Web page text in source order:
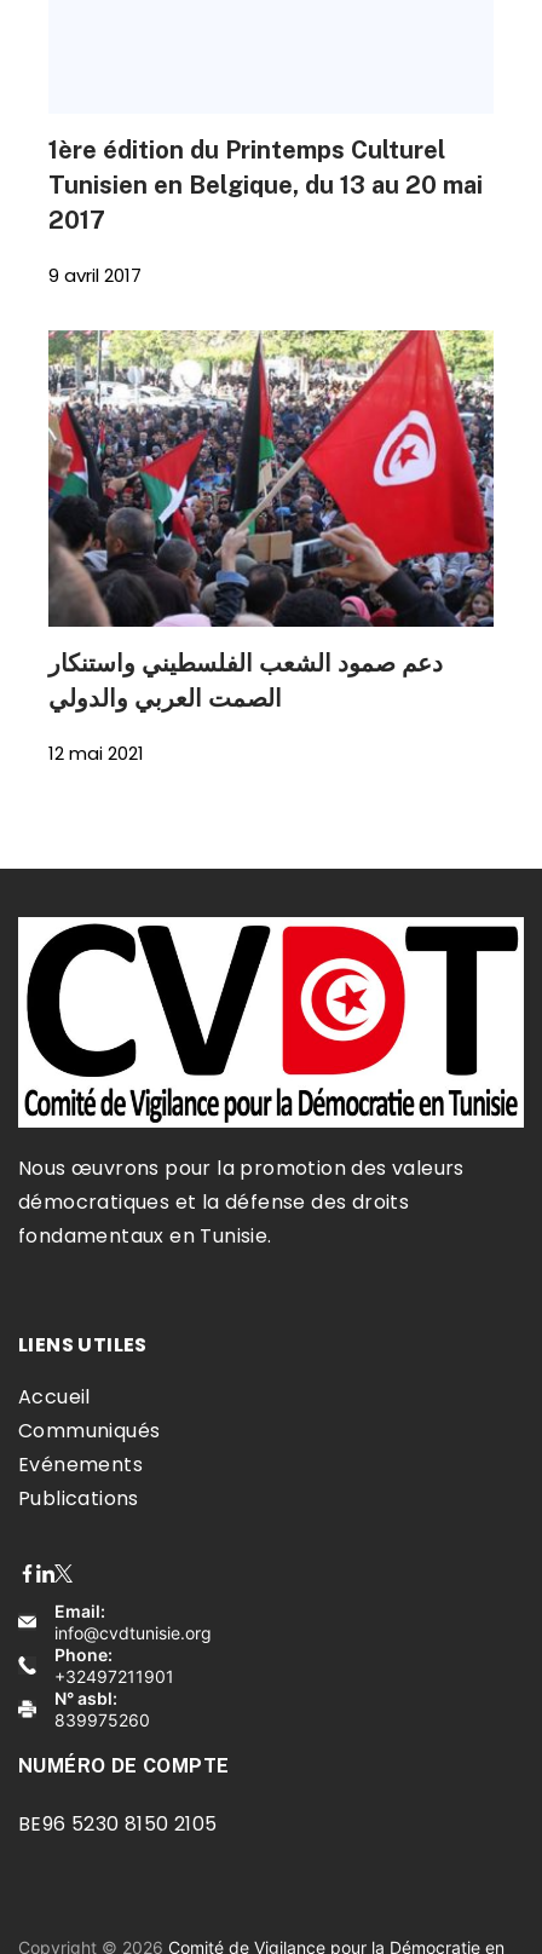
1ère édition du Printemps Culturel
Tunisien en Belgique, du 13 au 20 mai
2017
9 avril 2017
دعم صمود الشعب الفلسطيني واستنكار
الصمت العربي والدولي
12 mai 2021
Nous œuvrons pour la promotion des valeurs
démocratiques et la défense des droits
fondamentaux en Tunisie.​
LIENS UTILES
Accueil
Communiqués
Evénements
Publications
Email:
info@cvdtunisie.org
Phone:
+32497211901
N° asbl:
839975260
NUMÉRO DE COMPTE
BE96 5230 8150 2105
Copyright © 2026 Comité de Vigilance pour la Démocratie en